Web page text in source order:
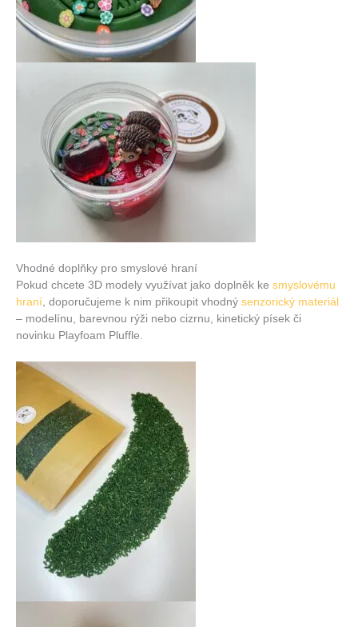
Vhodné doplňky pro smyslové hraní
Pokud chcete 3D modely využívat jako doplněk ke smyslovému
hraní , doporučujeme k nim přikoupit vhodný senzorický materiál
– modelínu, barevnou rýži nebo cizrnu, kinetický písek či
novinku Playfoam Pluffle.